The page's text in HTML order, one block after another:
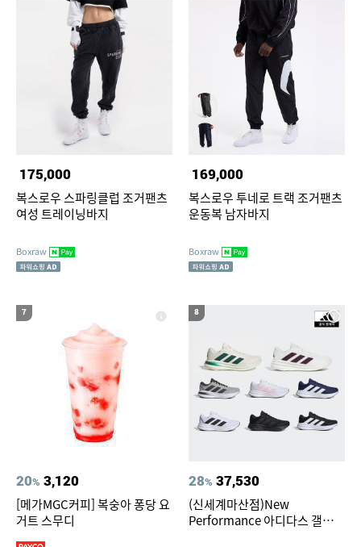
175,000
복스로우 스파링클럽 조거팬츠
여성 트레이닝바지
Boxraw
169,000
복스로우 투네로 트랙 조거팬츠
운동복 남자바지
Boxraw
7
20% 3,120
[메가MGC커피] 복숭아 퐁당 요
거트 스무디
8
28% 37,530
(신세계마산점)New
Performance 아디다스 갤럭시